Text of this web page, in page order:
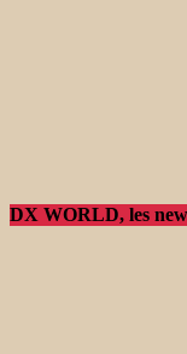
DX WORLD, les